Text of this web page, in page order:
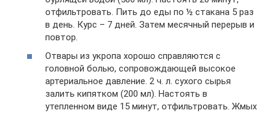
отфильтровать. Пить до еды по ½ стакана 5 раз
в день. Курс – 7 дней. Затем месячный перерыв и
повтор.
Отвары из укропа хорошо справляются с
головной болью, сопровождающей высокое
артериальное давление. 2 ч. л. сухого сырья
залить кипятком (200 мл). Настоять в
утепленном виде 15 минут, отфильтровать. Жмых